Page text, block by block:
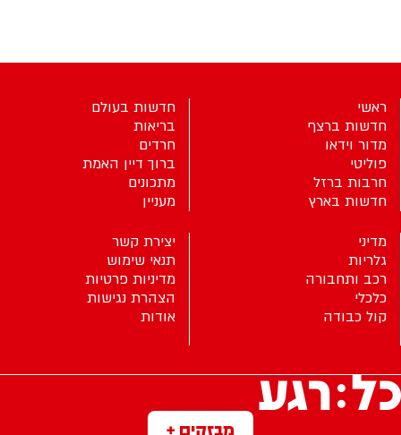
מבזקים +
ראשי
חדשות ברצף
מדור וידאו
פוליטי
חרבות ברזל
חדשות בארץ
חדשות בעולם
בריאות
חרדים
ברוך דיין האמת
מתכונים
מעניין
מדיני
גלריות
רכב ותחבורה
כלכלי
קול כבודה
יצירת קשר
תנאי שימוש
מדיניות פרטיות
הצהרת נגישות
אודות